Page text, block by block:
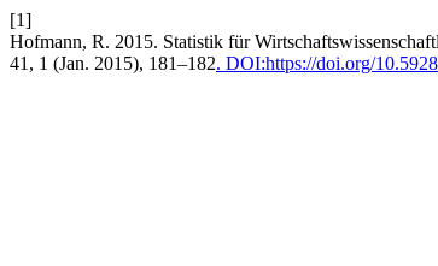
[1]
Hofmann, R. 2015. Statistik für
41, 1 (Jan. 2015), 181–182. DOI:https://doi.org/